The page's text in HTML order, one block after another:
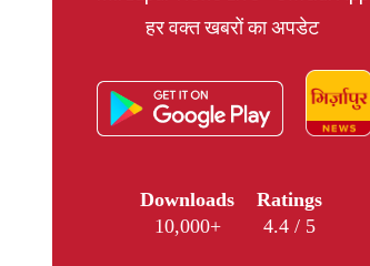
हर वक्त खबरों का अपडेट
Downloads
10,000+
Ratings
4.4 / 5